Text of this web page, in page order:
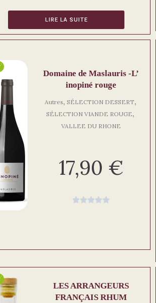
LIRE LA SUITE
Domaine de Maslauris -L’
inopiné rouge
Autres, SÉLECTION DESSERT,
SÉLECTION VIANDE ROUGE,
VALLEE DU RHONE
17,90 €

LES ARRANGEURS
FRANÇAIS RHUM